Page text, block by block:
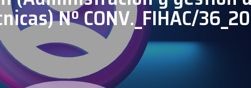
Nº CONV._FIHAC/